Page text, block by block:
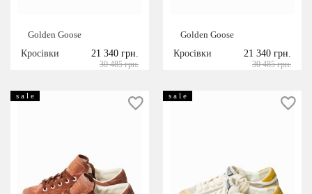
Golden Goose
Кросівки
21 340 грн.
30 485 грн.
Golden Goose
Кросівки
21 340 грн.
30 485 грн.
s a l e s a l e